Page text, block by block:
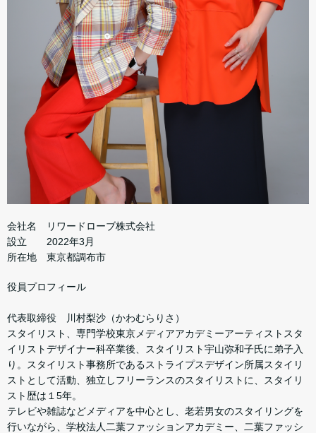
会社名 リワードローブ株式会社
設立 2022年3月
所在地 東京都調布市
役員プロフィール
代表取締役 川村梨沙（かわむらりさ）
スタイリスト、専門学校東京メディアアカデミーアーティストスタ
イリストデザイナー科卒業後、スタイリスト宇山弥和子氏に弟子入
り。スタイリスト事務所であるストライプスデザイン所属スタイリ
ストとして活動、独立しフリーランスのスタイリストに、スタイリ
スト歴は１5年。
テレビや雑誌などメディアを中心とし、老若男女のスタイリングを
行いながら、学校法人二葉ファッションアカデミー、二葉ファッシ